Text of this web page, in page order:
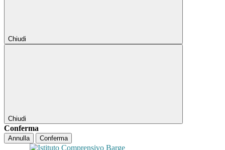
Chiudi
Chiudi
Conferma
Annulla Conferma